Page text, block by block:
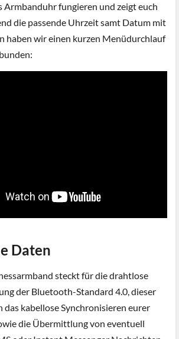
Armbanduhr fungieren und zeigt euch
die passende Uhrzeit samt Datum mit
haben wir einen kurzen Menüdurchlauf
Daten
steckt für die drahtlose
der Bluetooth-Standard 4.0, dieser
das kabellose Synchronisieren eurer
die Übermittlung von eventuell